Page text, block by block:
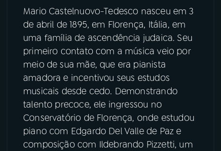
ACOMPANHE A RÁDIO MEC
Instagram X
TikTok
Mario Castelnuovo-Tedesco nasceu em 3
de abril de 1895, em Florença, Itália, em
uma família de ascendência judaica. Seu
primeiro contato com a música veio por
meio de sua mãe, que era pianista
amadora e incentivou seus estudos
musicais desde cedo. Demonstrando
talento precoce, ele ingressou no
Conservatório de Florença, onde estudou
piano com Edgardo Del Valle de Paz e
composição com Ildebrando Pizzetti, um